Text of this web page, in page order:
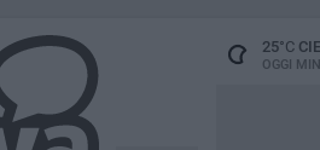
25°C
OGGI MIN